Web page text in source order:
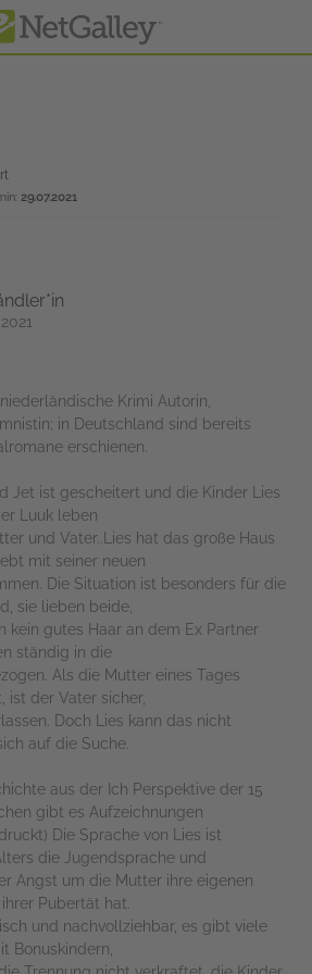
29.07.2021
Krimi Autorin,
in Deutschland sind bereits
erschienen.
Jet ist gescheitert und die Kinder Lies
Luuk leben
und Vater..Lies hat das große Haus
mit seiner neuen
Die Situation ist besonders für die
sie lieben beide,
kein gutes Haar an dem Ex Partner
ständig in die
Als die Mutter eines Tages
ist der Vater sicher,
Doch Lies kann das nicht
auf die Suche.
aus der Ich Perspektive der 15
gibt es Aufzeichnungen
Die Sprache von Lies ist
die Jugendsprache und
Angst um die Mutter ihre eigenen
Pubertät hat.
und nachvollziehbar, es gibt viele
Bonuskindern,